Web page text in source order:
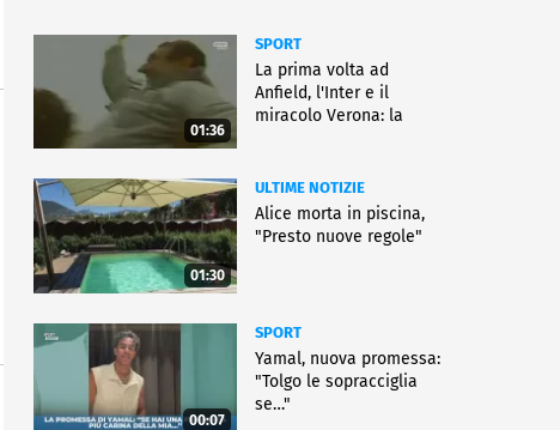
01:36
SPORT
La prima volta ad
Anfield, l'Inter e il
miracolo Verona: la
01:30
ULTIME NOTIZIE
Alice morta in piscina,
"Presto nuove regole"
00:07
SPORT
Yamal, nuova promessa:
"Tolgo le sopracciglia
se…"